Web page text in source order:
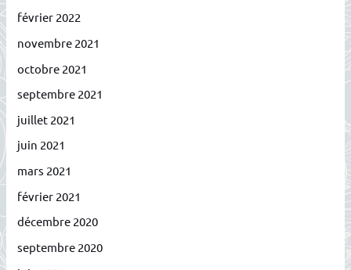
février 2022
novembre 2021
octobre 2021
septembre 2021
juillet 2021
juin 2021
mars 2021
février 2021
décembre 2020
septembre 2020